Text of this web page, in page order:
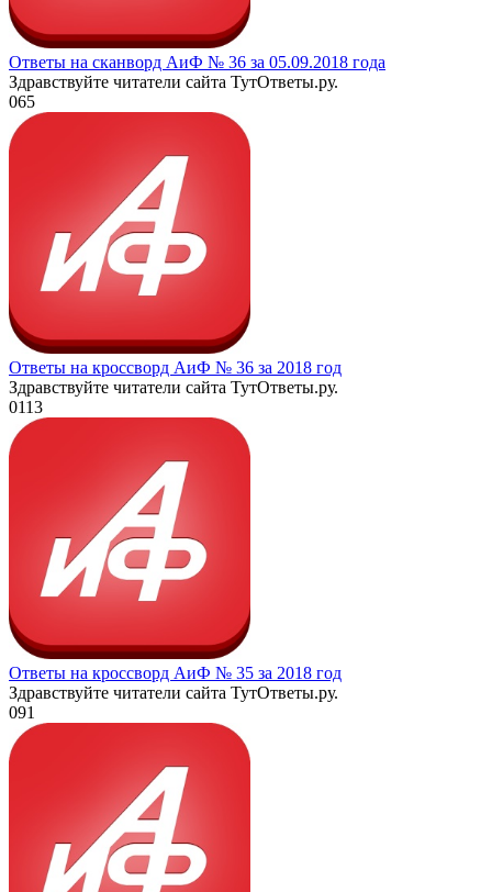
Ответы на сканворд АиФ № 36 за 05.09.2018 года
Здравствуйте читатели сайта ТутОтветы.ру.
065
Ответы на кроссворд АиФ № 36 за 2018 год
Здравствуйте читатели сайта ТутОтветы.ру.
0113
Ответы на кроссворд АиФ № 35 за 2018 год
Здравствуйте читатели сайта ТутОтветы.ру.
091